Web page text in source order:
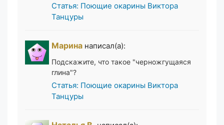
Статья: Поющие окарины Виктора
Танцуры
Марина написал(а):
Подскажите, что такое "черножгущаяся
глина"?
Статья: Поющие окарины Виктора
Танцуры